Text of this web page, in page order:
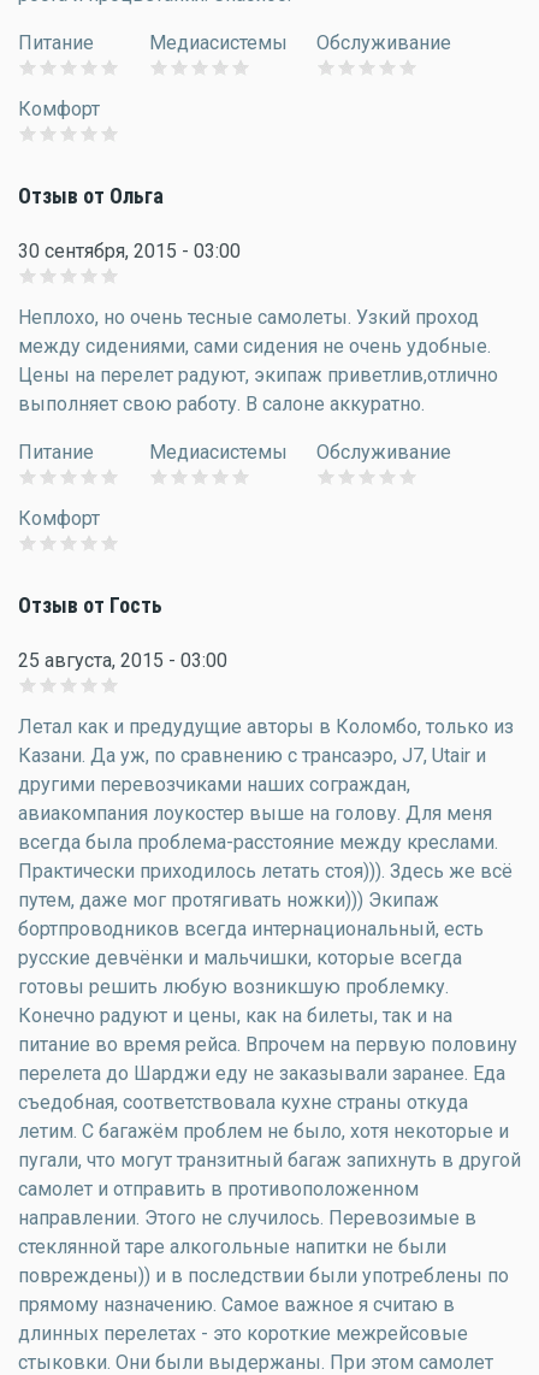
Питание Медиасистемы Обслуживание
Комфорт
Отзыв от Ольга
30 сентября, 2015 - 03:00
Неплохо, но очень тесные самолеты. Узкий проход
между сидениями, сами сидения не очень удобные.
Цены на перелет радуют, экипаж приветлив,отлично
выполняет свою работу. В салоне аккуратно.
Питание Медиасистемы Обслуживание
Комфорт
Отзыв от Гость
25 августа, 2015 - 03:00
Летал как и предудущие авторы в Коломбо, только из
Казани. Да уж, по сравнению с трансаэро, J7, Utair и
другими перевозчиками наших сограждан,
авиакомпания лоукостер выше на голову. Для меня
всегда была проблема-расстояние между креслами.
Практически приходилось летать стоя))). Здесь же всё
путем, даже мог протягивать ножки))) Экипаж
бортпроводников всегда интернациональный, есть
русские девчёнки и мальчишки, которые всегда
готовы решить любую возникшую проблемку.
Конечно радуют и цены, как на билеты, так и на
питание во время рейса. Впрочем на первую половину
перелета до Шарджи еду не заказывали заранее. Еда
съедобная, соответствовала кухне страны откуда
летим. С багажём проблем не было, хотя некоторые и
пугали, что могут транзитный багаж запихнуть в другой
самолет и отправить в противоположенном
направлении. Этого не случилось. Перевозимые в
стеклянной таре алкогольные напитки не были
повреждены)) и в последствии были употреблены по
прямому назначению. Самое важное я считаю в
длинных перелетах - это короткие межрейсовые
стыковки. Они были выдержаны. При этом самолет